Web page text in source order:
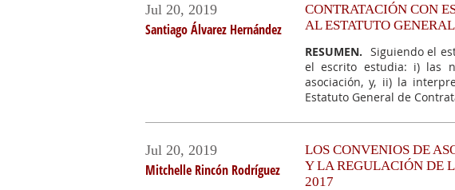
Jul 20, 2019
Santiago Álvarez Hernández
CONTRATACIÓN CON
AL ESTATUTO GENERAL
RESUMEN.​ Siguiendo el
el escrito estudia: i) las
asociación, y, ii) la
Estatuto General de
Jul 20, 2019
Mitchelle Rincón Rodríguez
LOS CONVENIOS DE
Y LA REGULACIÓN DE
2017